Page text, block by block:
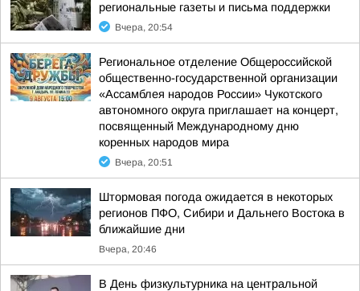
региональные газеты и письма поддержки
Вчера, 20:54
Региональное отделение Общероссийской
общественно-государственной организации
«Ассамблея народов России» Чукотского
автономного округа приглашает на концерт,
посвященный Международному дню
коренных народов мира
Вчера, 20:51
Штормовая погода ожидается в некоторых
регионов ПФО, Сибири и Дальнего Востока в
ближайшие дни
Вчера, 20:46
В День физкультурника на центральной